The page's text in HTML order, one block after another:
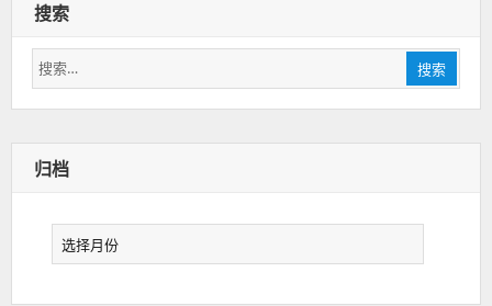
搜索
搜
索：
搜索
归档